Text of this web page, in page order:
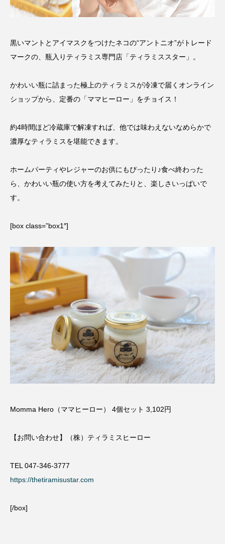
黒いマントとアイマスクをつけたネコの“アントニオ”がトレード
マークの、瓶入りティラミス専門店「ティラミススター」。
かわいい瓶に詰まった極上のティラミスが冷凍で届くオンライン
ショップから、定番の「ママヒーロー」をチョイス！
約4時間ほど冷蔵庫で解凍すれば、他では味わえないなめらかで
濃厚なティラミスを堪能できます。
ホームパーティやレジャーのお供にもぴったり♪食べ終わった
ら、かわいい瓶の使い方を考えてみたりと、楽しさいっぱいで
す。
[box class=”box1″]
Momma Hero（ママヒーロー） 4個セット 3,102円
【お問い合わせ】（株）ティラミスヒーロー
TEL 047-346-3777
https://thetiramisustar.com
[/box]